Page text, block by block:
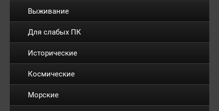
Выживание
Для слабых ПК
Исторические
Космические
Морские